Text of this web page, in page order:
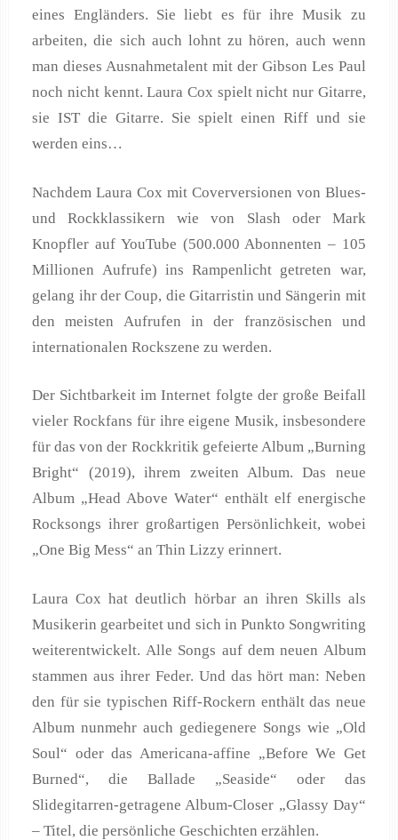
eines Engländers. Sie liebt es für ihre Musik zu
arbeiten, die sich auch lohnt zu hören, auch wenn
man dieses Ausnahmetalent mit der Gibson Les Paul
noch nicht kennt. Laura Cox spielt nicht nur Gitarre,
sie IST die Gitarre. Sie spielt einen Riff und sie
werden eins…
Nachdem Laura Cox mit Coverversionen von Blues-
und Rockklassikern wie von Slash oder Mark
Knopfler auf YouTube (500.000 Abonnenten – 105
Millionen Aufrufe) ins Rampenlicht getreten war,
gelang ihr der Coup, die Gitarristin und Sängerin mit
den meisten Aufrufen in der französischen und
internationalen Rockszene zu werden.
Der Sichtbarkeit im Internet folgte der große Beifall
vieler Rockfans für ihre eigene Musik, insbesondere
für das von der Rockkritik gefeierte Album „Burning
Bright“ (2019), ihrem zweiten Album. Das neue
Album „Head Above Water“ enthält elf energische
Rocksongs ihrer großartigen Persönlichkeit, wobei
„One Big Mess“ an Thin Lizzy erinnert.
Laura Cox hat deutlich hörbar an ihren Skills als
Musikerin gearbeitet und sich in Punkto Songwriting
weiterentwickelt. Alle Songs auf dem neuen Album
stammen aus ihrer Feder. Und das hört man: Neben
den für sie typischen Riff-Rockern enthält das neue
Album nunmehr auch gediegenere Songs wie „Old
Soul“ oder das Americana-affine „Before We Get
Burned“, die Ballade „Seaside“ oder das
Slidegitarren-getragene Album-Closer „Glassy Day“
– Titel, die persönliche Geschichten erzählen.